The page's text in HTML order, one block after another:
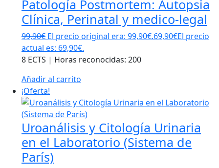
Patología Postmortem: Autopsia
Clínica, Perinatal y medico-legal
99,90€ El precio original era: 99,90€.69,90€El precio
actual es: 69,90€.
8 ECTS | Horas reconocidas: 200
Añadir al carrito
¡Oferta!
Uroanálisis y Citología Urinaria
en el Laboratorio (Sistema de
París)